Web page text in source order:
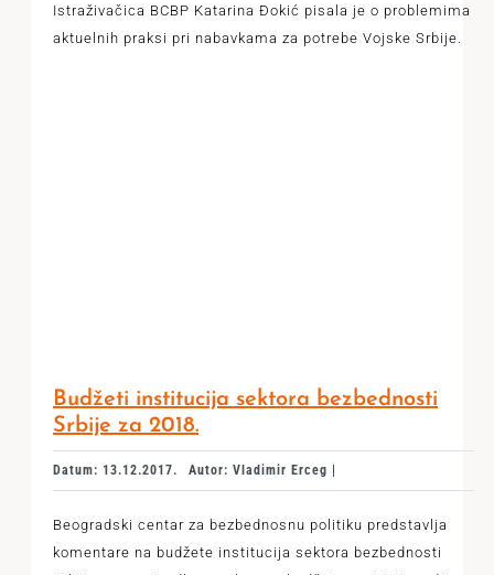
Istraživačica BCBP Katarina Đokić pisala je o problemima
aktuelnih praksi pri nabavkama za potrebe Vojske Srbije.
Budžeti institucija sektora bezbednosti
Srbije za 2018.
Datum: 13.12.2017. Autor: Vladimir Erceg |
Beogradski centar za bezbednosnu politiku predstavlja
komentare na budžete institucija sektora bezbednosti